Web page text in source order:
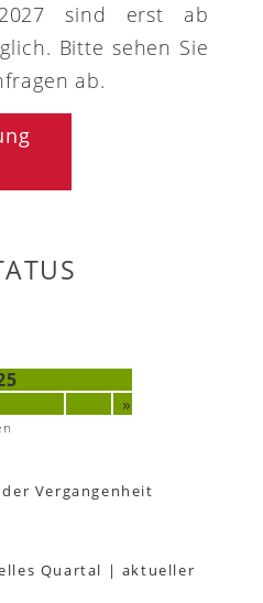
sind erst ab
Bitte sehen Sie
ab.
»
Vergangenheit
Quartal | aktueller